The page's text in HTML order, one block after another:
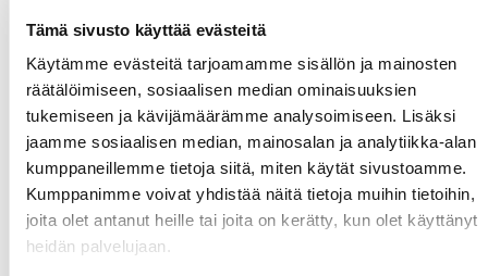
Tämä sivusto käyttää evästeitä
Käytämme evästeitä tarjoamamme sisällön ja mainosten
räätälöimiseen, sosiaalisen median ominaisuuksien
tukemiseen ja kävijämäärämme analysoimiseen. Lisäksi
jaamme sosiaalisen median, mainosalan ja analytiikka-alan
kumppaneillemme tietoja siitä, miten käytät sivustoamme.
Kumppanimme voivat yhdistää näitä tietoja muihin tietoihin,
joita olet antanut heille tai joita on kerätty, kun olet käyttänyt
heidän palvelujaan.